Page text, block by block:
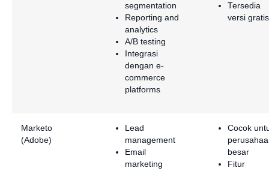
segmentation
Reporting and
analytics
A/B testing
Integrasi
dengan e-
commerce
platforms
Tersedia
versi gratis
Marketo
(Adobe)
Lead
management
Email
marketing
Cocok
besar
Fitur